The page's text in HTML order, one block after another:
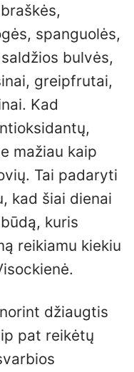
spanguolės,
bulvės,
greipfrutai,
Kad
mažiau kaip
Tai padaryti
kad šiai dienai
kuris
reikiamu kiekiu
džiaugtis
pat reikėtų